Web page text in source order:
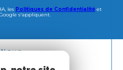
les Politiques de Confidentialité et
s'appliquent.
Nous